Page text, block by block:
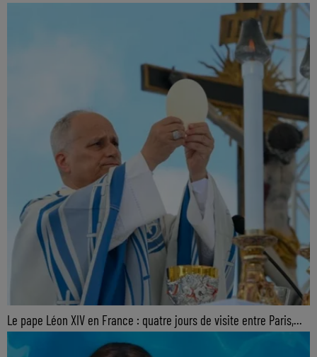
Le pape Léon XIV en France : quatre jours de visite entre Paris,...